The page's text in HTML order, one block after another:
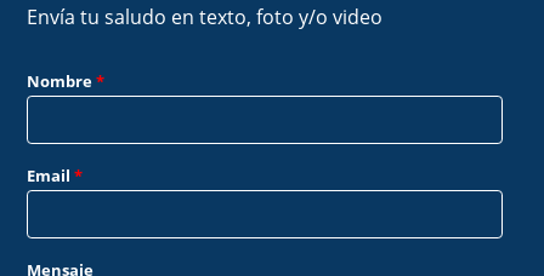
Envía tu saludo en texto, foto y/o video
Nombre*
Email*
Mensaje